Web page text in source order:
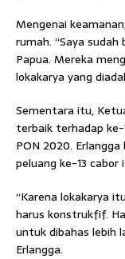
Mengenai
rumah. “Saya
Papua. Mereka
lokakarya yang
Sementara itu,
terbaik terhadap ke-
PON 2020.
peluang ke-13
“Karena lokakarya
harus konstrukfif.
untuk dibahas lebih
Erlangga.